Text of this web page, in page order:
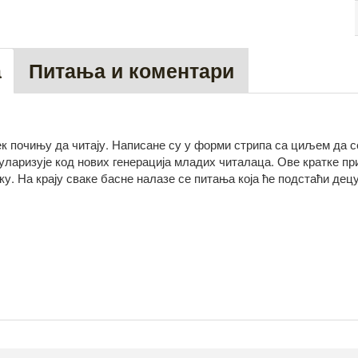
Питања и коментари
почињу да читају. Написане су у форми стрипа са циљем да
код нових генерација младих читалаца. Ове кратке
На крају сваке басне налазе се питања која ће подстаћи